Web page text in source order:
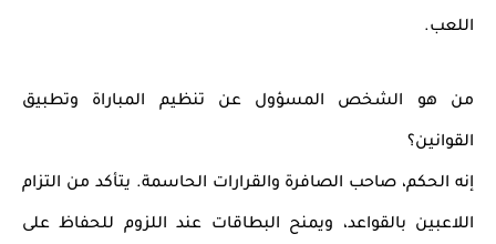
اللعب.
من هو الشخص المسؤول عن تنظيم المباراة وتطبيق
القوانين؟
إنه الحكم، صاحب الصافرة والقرارات الحاسمة. يتأكد من التزام
اللاعبين بالقواعد، ويمنح البطاقات عند اللزوم للحفاظ على